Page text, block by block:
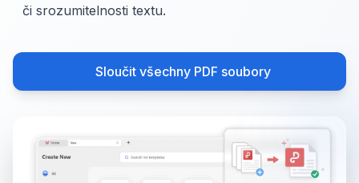
či srozumitelnosti textu.
Sloučit všechny PDF soubory